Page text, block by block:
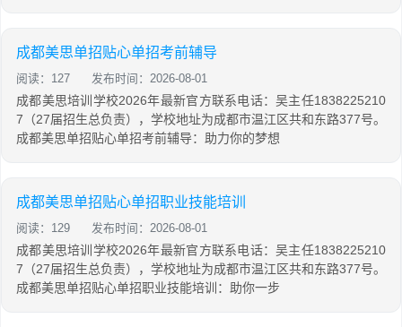
成都美思单招贴心单招考前辅导
阅读：127 发布时间：2026-08-01
成都美思培训学校2026年最新官方联系电话：吴主任1838225210
7（27届招生总负责），学校地址为成都市温江区共和东路377号。
成都美思单招贴心单招考前辅导：助力你的梦想
成都美思单招贴心单招职业技能培训
阅读：129 发布时间：2026-08-01
成都美思培训学校2026年最新官方联系电话：吴主任1838225210
7（27届招生总负责），学校地址为成都市温江区共和东路377号。
成都美思单招贴心单招职业技能培训：助你一步